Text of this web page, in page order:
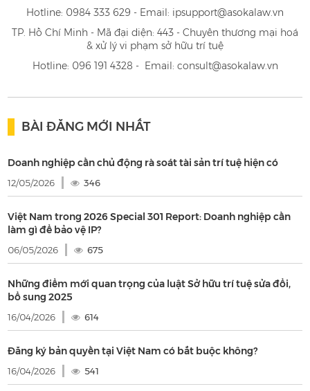
Hotline: 0984 333 629 - Email: ipsupport@asokalaw.vn
TP. Hồ Chí Minh - Mã đại diện: 443 - Chuyên thương mại hoá
& xử lý vi phạm sở hữu trí tuệ
Hotline: 096 191 4328 - Email: consult@asokalaw.vn
BÀI ĐĂNG MỚI NHẤT
Doanh nghiệp cần chủ động rà soát tài sản trí tuệ hiện có
12/05/2026 346
Việt Nam trong 2026 Special 301 Report: Doanh nghiệp cần
làm gì để bảo vệ IP?
06/05/2026 675
Những điểm mới quan trọng của luật Sở hữu trí tuệ sửa đổi,
bổ sung 2025
16/04/2026 614
Đăng ký bản quyền tại Việt Nam có bắt buộc không?
16/04/2026 541